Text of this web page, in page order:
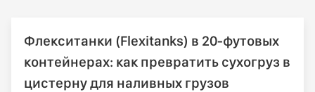
Флекситанки (Flexitanks) в 20-футовых
контейнерах: как превратить сухогруз в
цистерну для наливных грузов